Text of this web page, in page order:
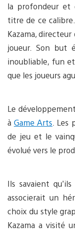
la profondeur et
titre de ce
Kazama, directeur
joueur. Son but
inoubliable, fun
que les joueurs
Le
àGame Arts .
de jeu et le
évolué vers le
Ils savaient
associerait un
choix du style
Kazama a visité